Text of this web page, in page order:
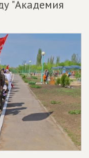
"Академия